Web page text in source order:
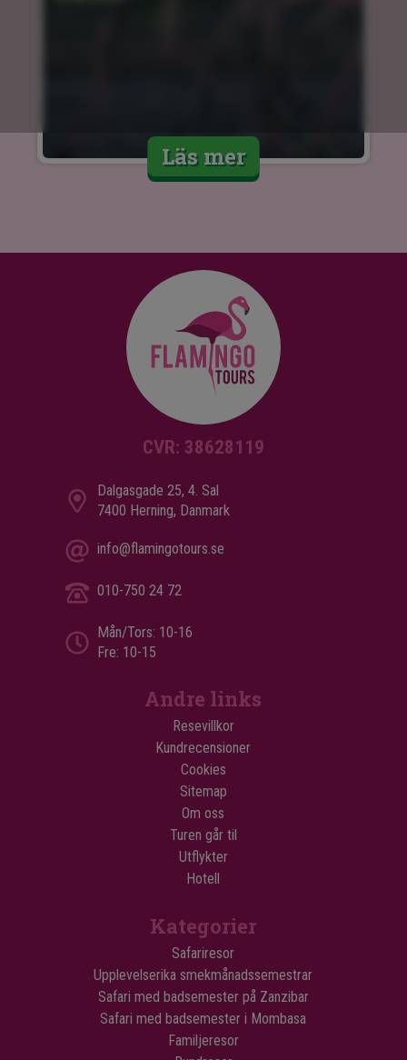
Läs mer
CVR: 38628119
Dalgasgade 25, 4. Sal
7400 Herning, Danmark
info@flamingotours.se
010-750 24 72
Mån/Tors: 10-16
Fre: 10-15
Andre links
Resevillkor
Kundrecensioner
Cookies
Sitemap
Om oss
Turen går til
Utflykter
Hotell
Kategorier
Safariresor
Upplevelserika smekmånadssemestrar
Safari med badsemester på Zanzibar
Safari med badsemester i Mombasa
Familjeresor